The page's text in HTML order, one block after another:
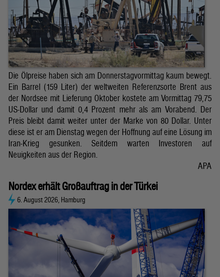
Die Ölpreise haben sich am Donnerstagvormittag kaum bewegt.
Ein Barrel (159 Liter) der weltweiten Referenzsorte Brent aus
der Nordsee mit Lieferung Oktober kostete am Vormittag 79,75
US-Dollar und damit 0,4 Prozent mehr als am Vorabend. Der
Preis bleibt damit weiter unter der Marke von 80 Dollar. Unter
diese ist er am Dienstag wegen der Hoffnung auf eine Lösung im
Iran-Krieg gesunken. Seitdem warten Investoren auf
Neuigkeiten aus der Region.
APA
Nordex erhält Großauftrag in der Türkei
6. August 2026, Hamburg